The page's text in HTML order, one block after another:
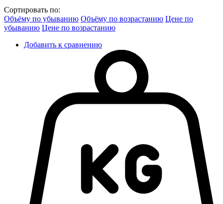
Сортировать по:
Объёму по убыванию Объёму по возрастанию Цене по
убыванию Цене по возрастанию
Добавить к сравнению